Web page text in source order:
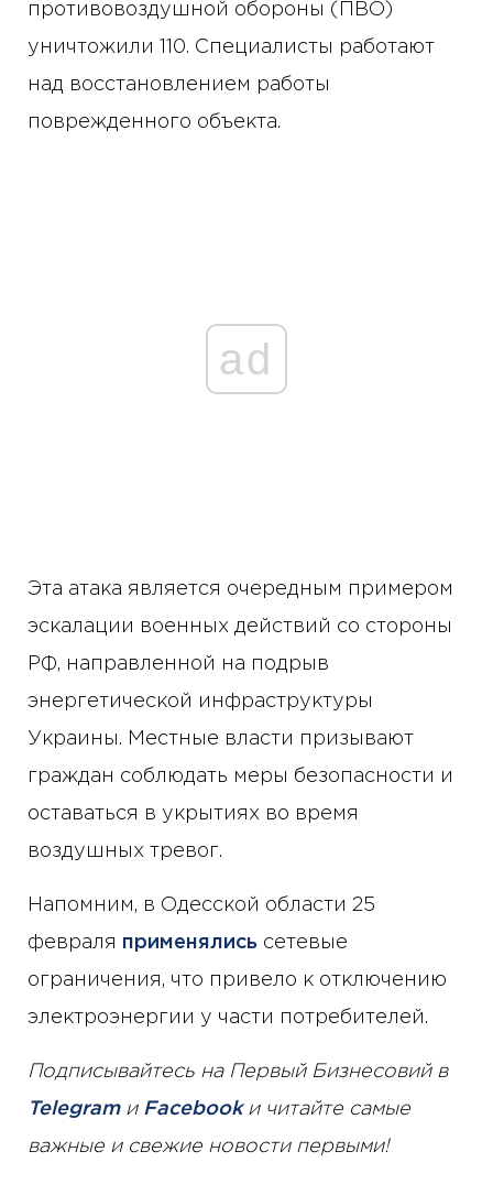
противовоздушной обороны (ПВО)
уничтожили 110. Специалисты работают
над восстановлением работы
поврежденного объекта.
ad
Эта атака является очередным примером
эскалации военных действий со стороны
РФ, направленной на подрыв
энергетической инфраструктуры
Украины. Местные власти призывают
граждан соблюдать меры безопасности и
оставаться в укрытиях во время
воздушных тревог.
Напомним, в Одесской области 25
февраля применялись сетевые
ограничения, что привело к отключению
электроэнергии у части потребителей.
Подписывайтесь на Первый Бизнесовий в
Telegramи Facebookи читайте самые
важные и свежие новости первыми!